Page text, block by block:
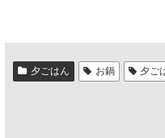
夕ごはん お鍋 夕ご